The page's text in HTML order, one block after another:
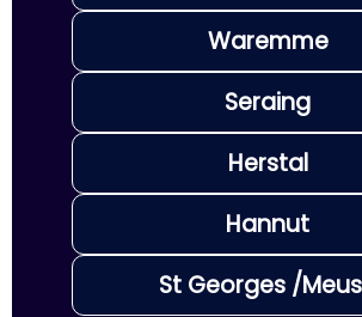
Waremme
Seraing
Herstal
Hannut
St Georges /